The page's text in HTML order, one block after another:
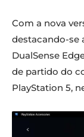
Com a nova
destacando-se
DualSense
de partido do
PlayStation 5,